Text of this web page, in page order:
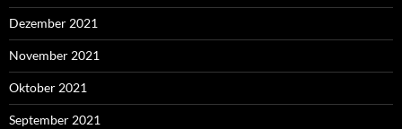
Dezember 2021
November 2021
Oktober 2021
September 2021